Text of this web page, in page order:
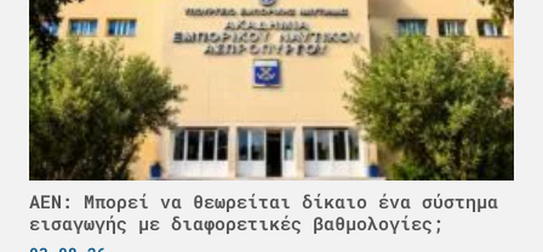
ΑΕΝ: Μπορεί να θεωρείται δίκαιο ένα σύστημα
εισαγωγής με διαφορετικές βαθμολογίες;